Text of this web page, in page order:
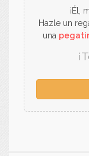
¡Él,
Hazle un
una